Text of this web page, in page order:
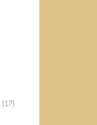
(17)